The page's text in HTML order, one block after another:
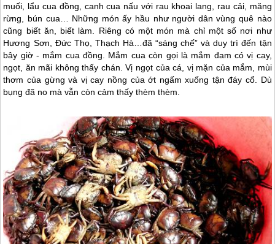
muối, lẩu cua đồng, canh cua nấu với rau khoai lang, rau cải, măng
rừng, bún cua… Những món ấy hầu như người dân vùng quê nào
cũng biết ăn, biết làm. Riêng có một món mà chỉ một số nơi như
Hương Sơn, Đức Thọ, Thạch Hà…đã “sáng chế” và duy trì đến tận
bây giờ - mắm cua đồng. Mắm cua còn gọi là mắm đam có vị cay,
ngọt, ăn mãi không thấy chán. Vị ngọt của cá, vị mặn của mắm, mùi
thơm của gừng và vị cay nồng của ớt ngấm xuống tận đáy cổ. Dù
bụng đã no mà vẫn còn cảm thấy thèm thèm.